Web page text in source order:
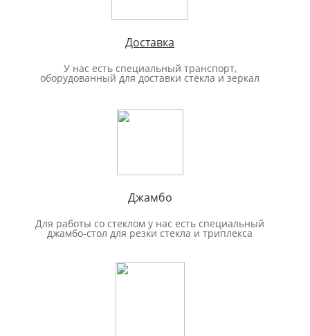
Доставка
У нас есть специальный транспорт,
оборудованный для доставки стекла и зеркал
Джамбо
Для работы со стеклом у нас есть специальный
джамбо-стол для резки стекла и триплекса